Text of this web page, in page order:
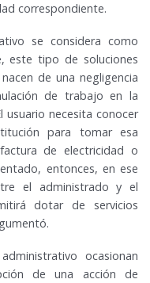
correspondiente.
se considera como
este tipo de soluciones
de una negligencia
de trabajo en la
usuario necesita conocer
para tomar esa
de electricidad o
entonces, en ese
el administrado y el
dotar de servicios
ocasionan
de una acción de